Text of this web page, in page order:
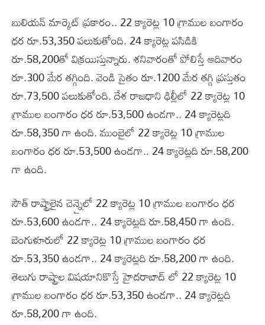
బులియన్ మార్కెట్ ప్రకారం.. 22 క్యారెట్ల 10 గ్రాముల బంగారం
ధర రూ.53,350 పలుకుతోంది. 24 క్యారెట్ల పసిడికి
రూ.58,200తో విక్రయిస్తున్నారు. శనివారంతో పోలిస్తే ఆదివారం
రూ.300 మేర తగ్గింది. వెండి సైతం రూ.1200 మేర తగ్గి ప్రస్తుతం
రూ.73,500 పలుకుతోంది. దేశ రాజధాని ఢిల్లీలో 22 క్యారెట్ల 10
గ్రాముల బంగారం ధర రూ.53,500 ఉండగా.. 24 క్యారెట్లది
రూ.58,350 గా ఉంది. ముంబైలో 22 క్యారెట్ల 10 గ్రాముల
బంగారం ధర రూ.53,500 ఉండగా.. 24 క్యారెట్లది రూ.58,200
గా ఉంది.
సౌత్ రాష్ట్రాలైన చెన్నైలో 22 క్యారెట్ల 10 గ్రాముల బంగారం ధర
రూ.53,600 ఉండగా.. 24 క్యారెట్లది రూ.58,450 గా ఉంది.
బెంగుళూరులో 22 క్యారెట్ల 10 గ్రాముల బంగారం ధర
రూ.53,350 ఉండగా.. 24 క్యారెట్లది రూ.58,200 గా ఉంది.
తెలుగు రాష్ట్రాల విషయానికొస్తే హైదరాబాద్ లో 22 క్యారెట్ల 10
గ్రాముల బంగారం ధర రూ.53,350 ఉండగా.. 24 క్యారెట్లది
రూ.58,200 గా ఉంది.